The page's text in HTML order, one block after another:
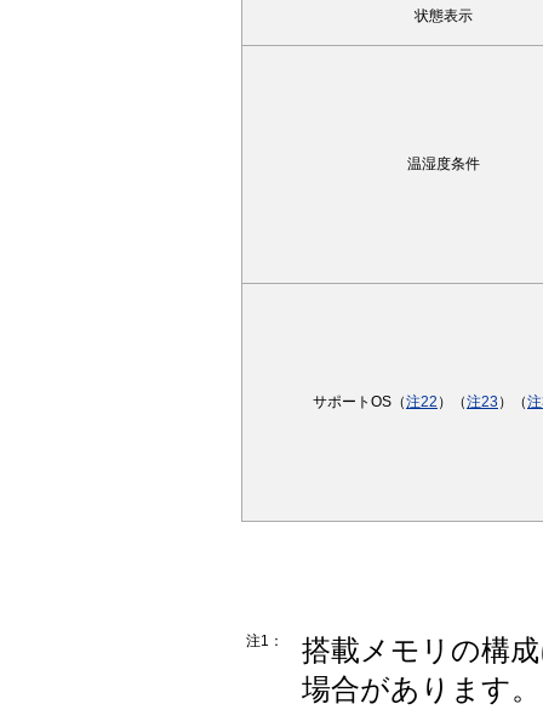
状態表示
温湿度条件
サポートOS（注22 ）（注23 ）（
注1：
搭載メモリの構
場合があります。